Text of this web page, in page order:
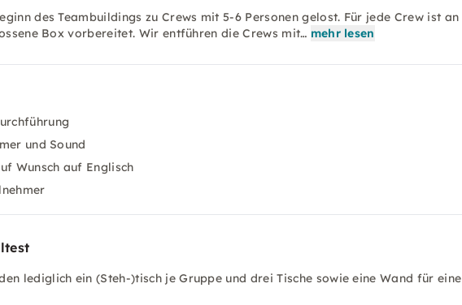
des Teambuildings zu Crews mit 5-6 Personen gelost. Für jede Crew ist an
Box vorbereitet. Wir entführen die Crews mit… mehr lesen
und Sound
Wunsch auf Englisch
lediglich ein (Steh-)tisch je Gruppe und drei Tische sowie eine Wand für eine